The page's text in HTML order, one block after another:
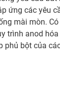
ứng các yêu
mài mòn.
trình anod
phủ bột của